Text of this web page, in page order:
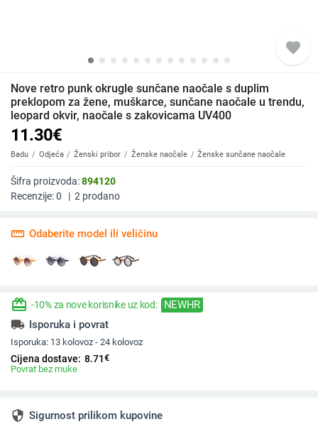
favorite
Nove retro punk okrugle sunčane naočale s duplim
preklopom za žene, muškarce, sunčane naočale u trendu,
leopard okvir, naočale s zakovicama UV400
11.30€
Badu Odjeća Ženski pribor Ženske naočale Ženske sunčane naočale
Šifra proizvoda:894120
Recenzije:0 | 2 prodano
straighten Odaberite model ili veličinu
redeem -10% za nove korisnike uz kod: NEWHR
local_shipping Isporuka i povrat
Isporuka: 13 kolovoz - 24 kolovoz
Cijena dostave: 8.71€
Povrat bez muke
security Sigurnost prilikom kupovine